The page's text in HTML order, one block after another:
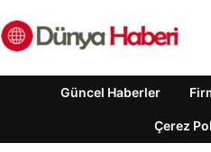
Güncel Haberler
Çerez